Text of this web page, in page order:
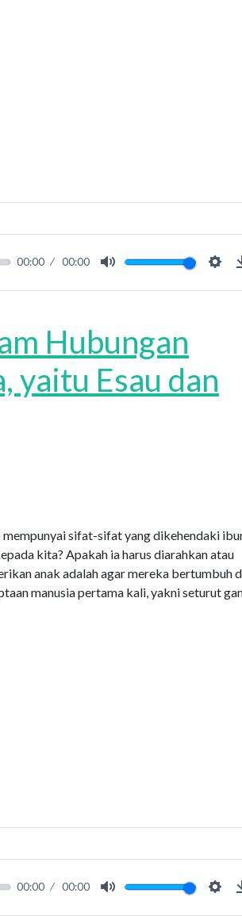
00:00 00:00
Hubungan
yaitu Esau dan
mempunyai sifat-sifat yang dikehendaki
kita? Apakah ia harus diarahkan atau
anak adalah agar mereka bertumbuh
manusia pertama kali, yakni seturut
00:00 00:00